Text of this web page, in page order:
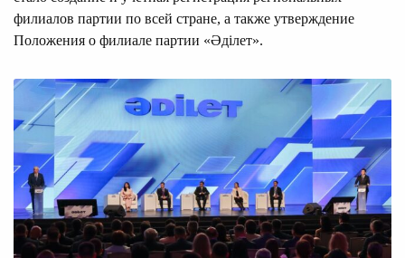
филиалов партии по всей стране, а также утверждение
Положения о филиале партии «Әділет».